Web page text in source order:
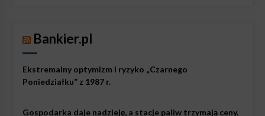
Bankier.pl
Ekstremalny optymizm i ryzyko „Czarnego
Poniedziałku” z 1987 r.
Gospodarka daje nadzieję, a stacje paliw trzymają ceny.